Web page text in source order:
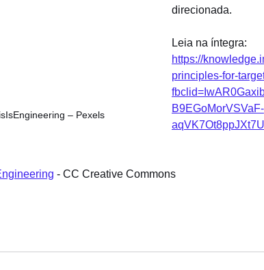
– Pexels
direcionada.
Leia na íntegra:
https://
principles-for-
B9EGoMorVSVaF-
- CC Creative Commons